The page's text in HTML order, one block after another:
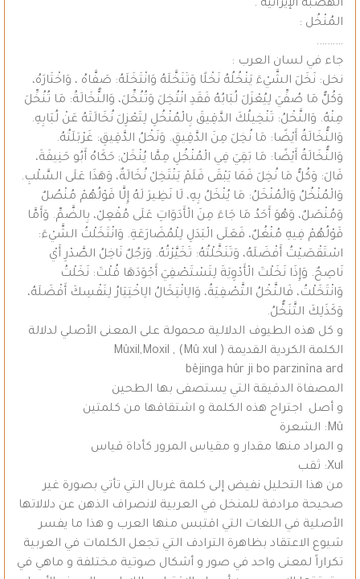
الهضبة الإيرانية .
المُنْخُل :
……….
جاء في لسان العرب :
نخل: نَخَلَ الشَّيْءَ يَنْخُلُهُ نَخْلًا وَتَنَخَّلَهُ وَانْتَخَلَهُ: صَفَّاهُ ، وَاخْتَارَهُ،
وَكُلُّ مَا صُفِّيَ لِيُعْزَلَ لُبَابُهُ فَقَدِ انْتُخِلَ وَتُنُخِّلَ، وَالنُّخَالَةُ: مَا تُنُخِّلَ
مِنْهُ. وَالنَّخْلُ: تَنْخِيلُكَ الدَّقِيقَ بِالْمُنْخُلِ لِتَعْزِلَ نُخَالَتَهُ عَنْ لُبَابِهِ.
وَالنُّخَالَةُ أَيْضًا: مَا نُخِلَ مِنَ الدَّقِيقِ. وَنَخْلُ الدَّقِيقِ: غَرْبَلَتُهُ.
وَالنُّخَالَةُ أَيْضًا: مَا بَقِيَ فِي الْمُنْخُلِ مِمَّا يُنْخَلْ; حَكَاهُ أَبُو حَنِيفَةَ،
قَالَ: وَكُلُّ مَا نُخِلَ فَمَا يَبْقَى فَلَمْ يَنْتَخِلْ نُخَالَةٌ، وَهَذَا عَلَى السَّلْبِ.
وَالْمُنْخُلُ وَالْمُنْخَلُ: مَا يُنْخَلُ بِهِ، لَا نَظِيرَ لَهُ إِلَّا قَوْلُهُمْ مُنْصُلٌ
وَمُنْصَلٌ، وَهُوَ أَحَدُ مَا جَاءَ مِنَ الْأَدَوَاتِ عَلَى مُفْعِلْ، بِالضَّمِّ. وَأَمَّا
قَوْلُهُمْ فِيهِ مُنْغُلٌ، فَعَلَى الْبَدَلِ لِلْمُضَارَعَةِ. وَانْتَخَلْتُ الشَّيْءَ:
اسْتَقْصَيْتُ أَفْضَلَهُ، وَتَنَخَّلْتُهُ: تَخَيَّرْتُهُ. وَرَجُلٌ نَاخِلُ الصَّدْرِ أَيْ
نَاصِحٌ. وَإِذَا نَخَلْتَ الْأَدْوِيَةَ لِتَسْتَصْفِيَ أَجْوَدَهَا قُلْتَ: نَخَلْتُ
وَانْتَخَلْتُ، فَالنَّخْلُ التَّصْفِيَةُ، وَالِانْتِخَالُ الِاخْتِيَارُ لِنَفْسِكَ أَفْضَلَهُ،
وَكَذَلِكَ التَّنَخُّلُ.
و كل هذه الطيوف الدلالية محمولة على المعنى الأصلي لدلالة
الكلمة الكردية القديمة ( Mû xul) , Mûxil,Moxil
bêjinga hûr ji bo parzinîna ard
المصفاة الدقيقة التي يستصفى بها الطحين
و أصل اجتراح هذه الكلمة و اشتقاقها من كلمتين
Mû: الشعرة
و المراد منها مقدار و مقياس المرور كأداة قياس
Xul: ثقب
من هذا التحليل نفيض إلى كلمة غربال التي تأتي بصورة غير
صحيحة مرادفة للمنخل في العربية لانصراف الذهن عن دلالاتها
الأصلية في اللغات التي اقتبس منها العرب و هذا ما يفسر
شيوع الاعتقاد بظاهرة الترادف التي تجعل الكلمات في العربية
تكراراً لمعنى واحد في صور و أشكال صوتية مختلفة و ماهي في